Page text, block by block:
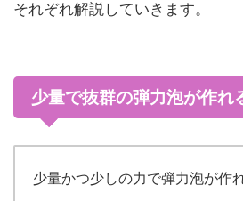
それぞれ解説していきます。
少量で抜群の弾力泡が作れ
少量かつ少しの力で弾力泡が作